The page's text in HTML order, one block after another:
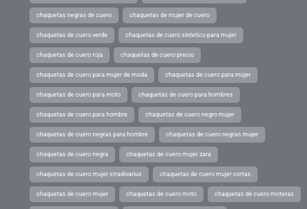
chaquetas negras de cuero chaquetas de mujer de cuero
chaquetas de cuero verde chaquetas de cuero sintetico para mujer
chaquetas de cuero roja chaquetas de cuero precio
chaquetas de cuero para mujer de moda chaquetas de cuero para mujer
chaquetas de cuero para moto chaquetas de cuero para hombres
chaquetas de cuero para hombre chaquetas de cuero negro mujer
chaquetas de cuero negras para hombre chaquetas de cuero negras mujer
chaquetas de cuero negra chaquetas de cuero mujer zara
chaquetas de cuero mujer stradivarius chaquetas de cuero mujer cortas
chaquetas de cuero mujer chaquetas de cuero moto chaquetas de cuero moteras